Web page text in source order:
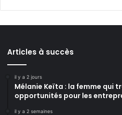
Articles à succès
il y a 2 jours
Mélanie Keïta : la femme qui
opportunités pour les
il y a 2 semaines